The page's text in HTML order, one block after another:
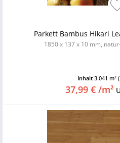
Parkett Bambus Hikari
1850 x 137 x 10 mm,
Inhalt 3.041 m²
37,99 € /m²